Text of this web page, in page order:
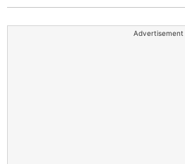
Advertisement